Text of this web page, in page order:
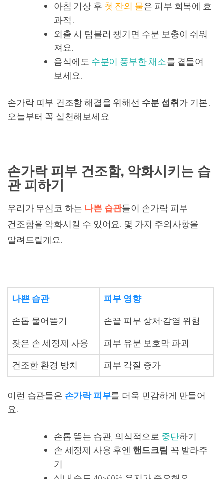
아침 기상 후 첫 잔의 물은 피부 회복에 효
과적!
외출 시 텀블러 챙기면 수분 보충이 쉬워
져요.
음식에도 수분이 풍부한 채소를 곁들여
보세요.
손가락 피부 건조함 해결을 위해선 수분 섭취가 기본!
오늘부터 꼭 실천해보세요.
손가락 피부 건조함, 악화시키는 습
관 피하기
우리가 무심코 하는 나쁜 습관들이 손가락 피부
건조함을 악화시킬 수 있어요. 몇 가지 주의사항을
알려드릴게요.
나쁜 습관
피부 영향
손톱 물어뜯기
손끝 피부 상처·감염 위험
잦은 손 세정제 사용
피부 유분 보호막 파괴
건조한 환경 방치
피부 각질 증가
이런 습관들은 손가락 피부를 더욱 민감하게 만들어
요.
손톱 뜯는 습관, 의식적으로 중단하기
손 세정제 사용 후엔 핸드크림 꼭 발라주
기